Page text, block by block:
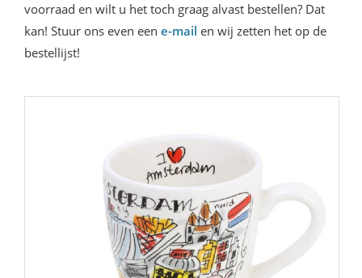
voorraad en wilt u het toch graag alvast bestellen? Dat
kan! Stuur ons even een e-mail en wij zetten het op de
bestellijst!